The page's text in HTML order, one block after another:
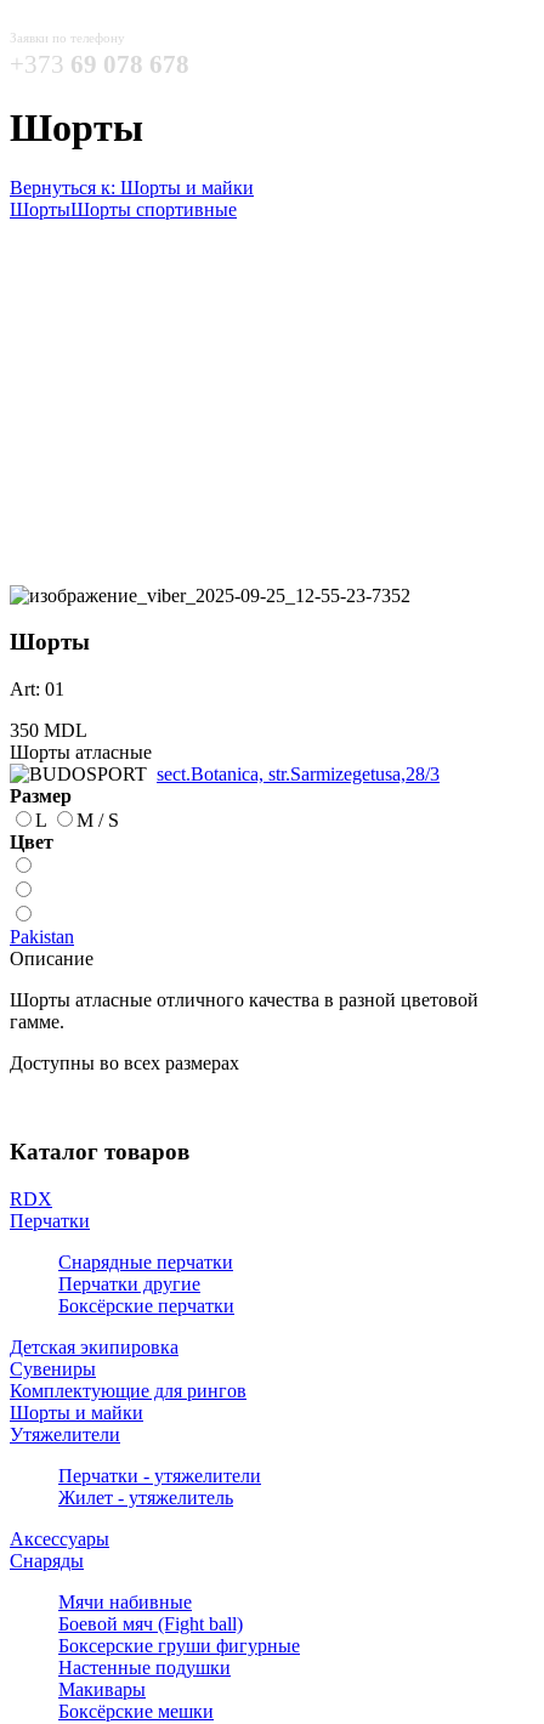
Заявки по телефону
+373 69 078 678
Шорты
Вернуться к: Шорты и майки
ШортыШорты спортивные
Шорты
Art: 01
350 MDL
Шорты атласные
sect.Botanica, str.Sarmizegetusa,28/3
Размер
L
M / S
Цвет
Pakistan
Описание
Шорты атласные отличного качества в разной цветовой
гамме.
Доступны во всех размерах
Каталог товаров
RDX
Перчатки
Снарядные перчатки
Перчатки другие
Боксёрские перчатки
Детская экипировка
Сувениры
Комплектующие для рингов
Шорты и майки
Утяжелители
Перчатки - утяжелители
Жилет - утяжелитель
Аксессуары
Снаряды
Мячи набивные
Боевой мяч (Fight ball)
Боксерские груши фигурные
Настенные подушки
Макивары
Боксёрские мешки